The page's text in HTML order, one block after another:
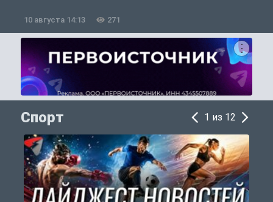
10 августа 14:13 271
Спорт 1 из 12